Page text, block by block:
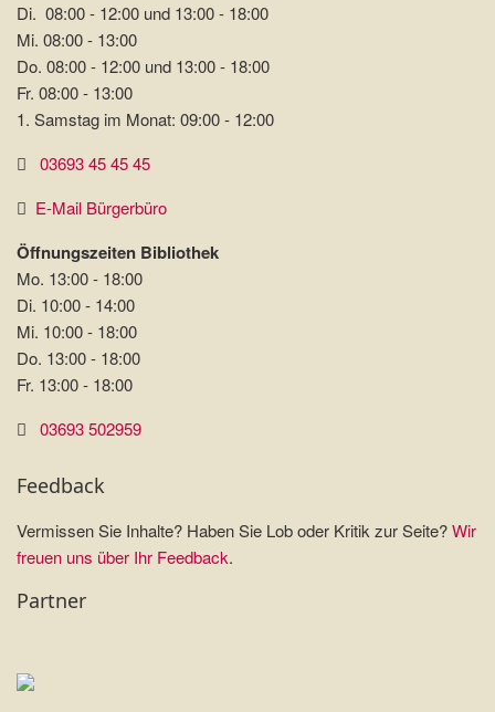
Di. 08:00 - 12:00 und 13:00 - 18:00
Mi. 08:00 - 13:00
Do. 08:00 - 12:00 und 13:00 - 18:00
Fr. 08:00 - 13:00
1. Samstag im Monat: 09:00 - 12:00
03693 45 45 45
E-Mail Bürgerbüro
Öffnungszeiten Bibliothek
Mo. 13:00 - 18:00
Di. 10:00 - 14:00
Mi. 10:00 - 18:00
Do. 13:00 - 18:00
Fr. 13:00 - 18:00
03693 502959
Feedback
Vermissen Sie Inhalte? Haben Sie Lob oder Kritik zur Seite?Wir
freuen uns über Ihr Feedback.
Partner